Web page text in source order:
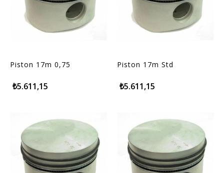
Piston 17m 0,75
₺5.611,15
Piston 17m Std
₺5.611,15